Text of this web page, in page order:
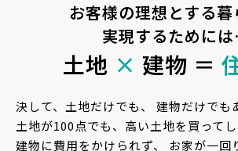
お客様の理想とする暮
実現するために
土地 × 建物 ＝
決して、土地だけでも、 建物だけでも
土地が100点でも、高い土地を買ってし
建物に費用をかけられず、 お家が一回